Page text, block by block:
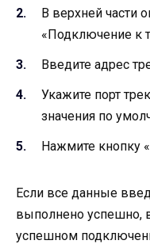
В верхней части
«Подключение к
Введите адрес
Укажите порт
значения по
Нажмите кнопку
Если все данные
выполнено успешно,
успешном